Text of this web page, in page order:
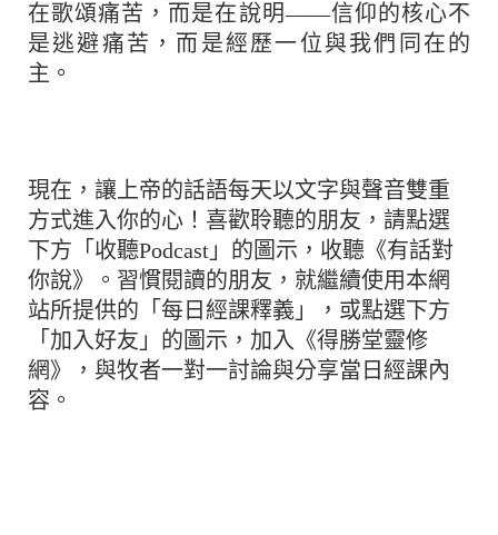
在歌頌痛苦，而是在說明——信仰的核心不
是逃避痛苦，而是經歷一位與我們同在的
主。
現在，讓上帝的話語每天以文字與聲音雙重
方式進入你的心！喜歡聆聽的朋友，請點選
下方「收聽Podcast」的圖示，收聽《有話對
你說》。習慣閱讀的朋友，就繼續使用本網
站所提供的「每日經課釋義」，或點選下方
「加入好友」的圖示，加入《得勝堂靈修
網》，與牧者一對一討論與分享當日經課內
容。